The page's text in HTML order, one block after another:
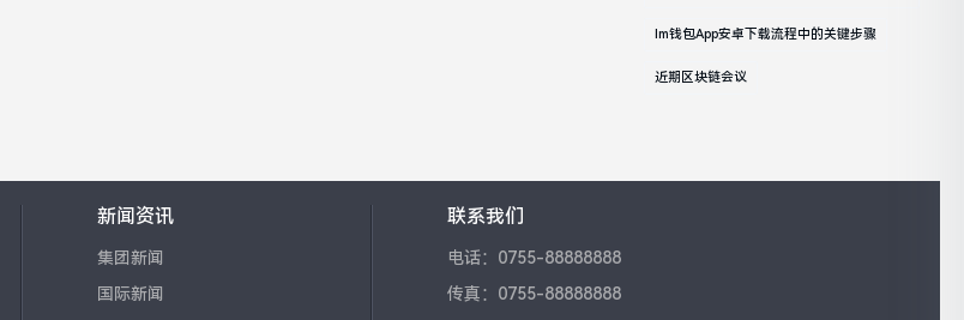
Im钱包App安卓下载流程中的关键步骤
近期区块链会议
新闻资讯
集团新闻
国际新闻
联系我们
电话：0755-88888888
传真：0755-88888888